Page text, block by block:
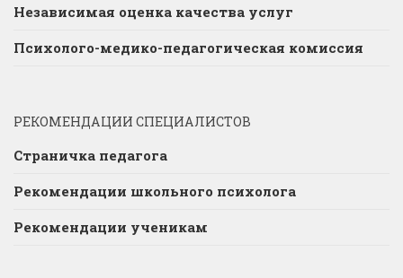
Независимая оценка качества услуг
Психолого-медико-педагогическая комиссия
РЕКОМЕНДАЦИИ СПЕЦИАЛИСТОВ
Страничка педагога
Рекомендации школьного психолога
Рекомендации ученикам